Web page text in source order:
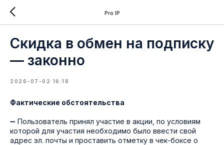
Pro IP
Скидка в обмен на подписку
— законно
2026-07-02 16:18
Фактические обстоятельства
➖ Пользователь принял участие в акции, по условиям
которой для участия необходимо было ввести свой
адрес эл. почты и проставить отметку в чек-боксе о